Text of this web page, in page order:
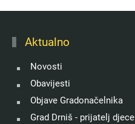
Aktualno
Novosti
Obavijesti
Objave Gradonačelnika
Grad Drniš - prijatelj djece